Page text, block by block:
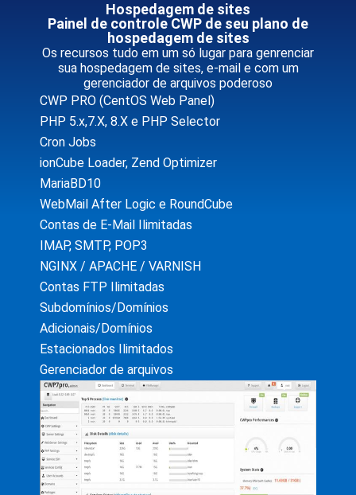
Hospedagem de sites
Painel de controle CWP de seu plano de
hospedagem de sites
Os recursos tudo em um só lugar para genrenciar
sua hospedagem de sites, e-mail e com um
gerenciador de arquivos poderoso
CWP PRO (CentOS Web Panel)
PHP 5.x,7.X, 8.X e PHP Selector
Cron Jobs
ionCube Loader, Zend Optimizer
MariaBD10
WebMail After Logic e RoundCube
Contas de E-Mail Ilimitadas
IMAP, SMTP, POP3
NGINX / APACHE / VARNISH
Contas FTP Ilimitadas
Subdomínios/Domínios
Adicionais/Domínios
Estacionados Ilimitados
Gerenciador de arquivos